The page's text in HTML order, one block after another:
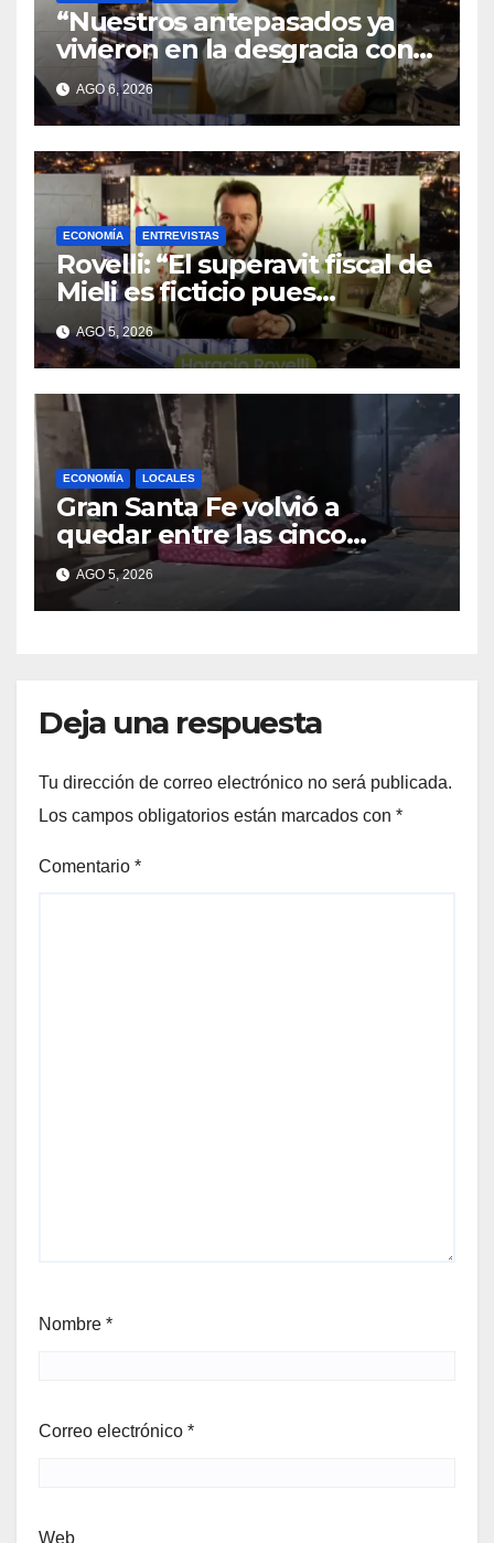
“Nuestros antepasados ya
vivieron en la desgracia con
la Forestal algo que quizás se
repita”
AGO 6, 2026
ECONOMÍA ENTREVISTAS
Rovelli: “El superavit fiscal de
Mieli es ficticio pues
debemos 480 mil millones
de dólares”
AGO 5, 2026
ECONOMÍA LOCALES
Gran Santa Fe volvió a
quedar entre las cinco
regiones con más pobreza
del país
AGO 5, 2026
Deja una respuesta
Tu dirección de correo electrónico no será publicada.
Los campos obligatorios están marcados con *
Comentario *
Nombre *
Correo electrónico *
Web